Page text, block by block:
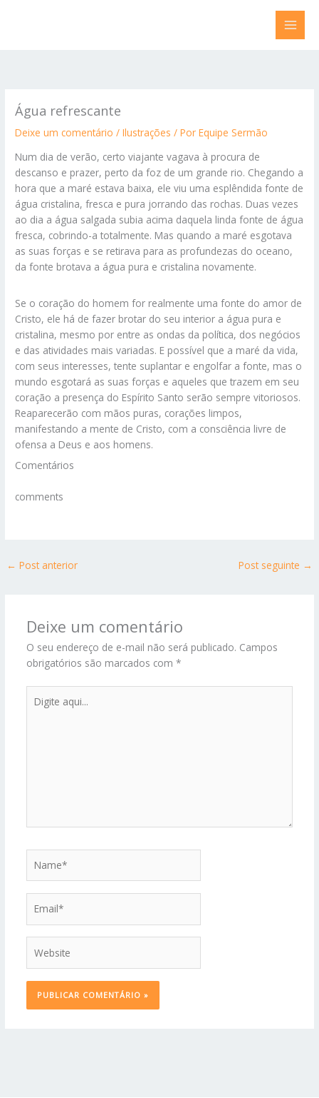
Água refrescante
Deixe um comentário /Ilustrações / PorEquipe Sermão
Num dia de verão, certo viajante vagava à procura de
descanso e prazer, perto da foz de um grande rio. Chegando a
hora que a maré estava baixa, ele viu uma esplêndida fonte de
água cristalina, fresca e pura jorrando das rochas. Duas vezes
ao dia a água salgada subia acima daquela linda fonte de água
fresca, cobrindo-a totalmente. Mas quando a maré esgotava
as suas forças e se retirava para as profundezas do oceano,
da fonte brotava a água pura e cristalina novamente.
Se o coração do homem for realmente uma fonte do amor de
Cristo, ele há de fazer brotar do seu interior a água pura e
cristalina, mesmo por entre as ondas da política, dos negócios
e das atividades mais variadas. E possível que a maré da vida,
com seus interesses, tente suplantar e engolfar a fonte, mas o
mundo esgotará as suas forças e aqueles que trazem em seu
coração a presença do Espírito Santo serão sempre vitoriosos.
Reaparecerão com mãos puras, corações limpos,
manifestando a mente de Cristo, com a consciência livre de
ofensa a Deus e aos homens.
Comentários
comments
← Post anterior Post seguinte →
Deixe um comentário
O seu endereço de e-mail não será publicado. Campos
obrigatórios são marcados com *
aqui...